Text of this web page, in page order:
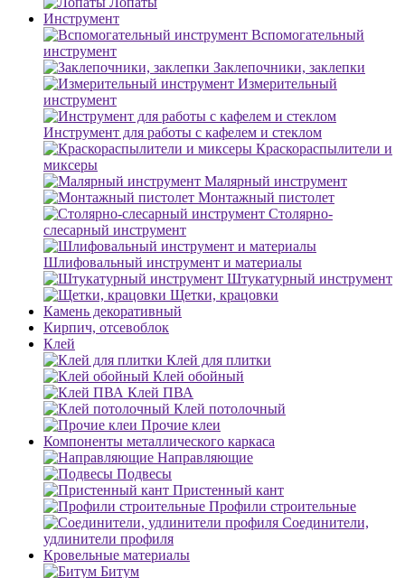
Инструмент
Вспомогательный
инструмент
Заклепочники, заклепки
Измерительный
инструмент
Инструмент для работы с кафелем и стеклом
Краскораспылители и
миксеры
Малярный инструмент
Монтажный пистолет
Столярно-
слесарный инструмент
Шлифовальный инструмент и материалы
Штукатурный инструмент
Щетки, крацовки
Камень декоративный
Кирпич, отсевоблок
Клей
Клей для плитки
Клей обойный
Клей ПВА
Клей потолочный
Прочие клеи
Компоненты металлического каркаса
Направляющие
Подвесы
Пристенный кант
Профили строительные
Соединители,
удлинители профиля
Кровельные материалы
Битум